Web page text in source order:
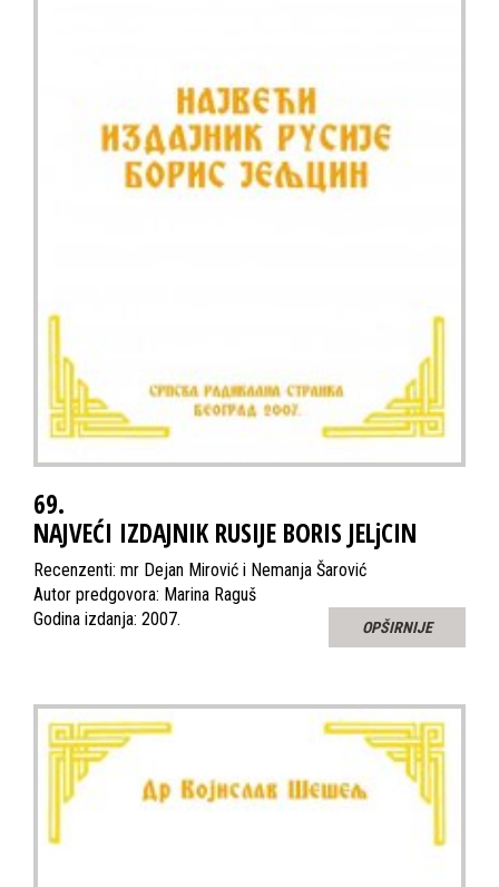
69.
NAJVEĆI IZDAJNIK RUSIJE BORIS JELjCIN
Recenzenti: mr Dejan Mirović i Nemanja Šarović
Autor predgovora: Marina Raguš
Godina izdanja: 2007.
OPŠIRNIJE